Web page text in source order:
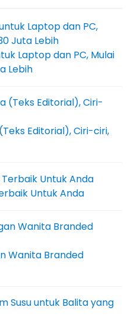
Laptop dan PC, Mulai
Lebih
Editorial), Ciri-ciri,
Untuk Anda
Wanita Branded